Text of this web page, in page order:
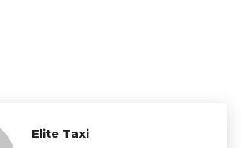
Elite Taxi